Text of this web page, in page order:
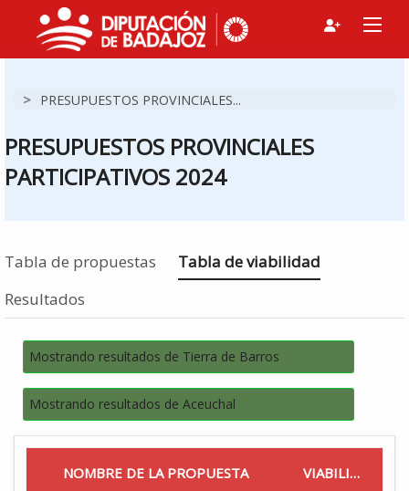
> PRESUPUESTOS PROVINCIALES...
PRESUPUESTOS PROVINCIALES
PARTICIPATIVOS 2024
Tabla de propuestas Estás en
Tabla de viabilidad
Resultados
Mostrando resultados de Tierra de Barros
Mostrando resultados de Aceuchal
NOMBRE DE LA PROPUESTA VIABILIDAD